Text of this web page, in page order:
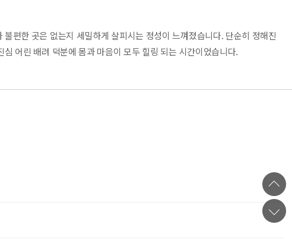
편한 곳은 없는지 세밀하게 살피시는 정성이 느껴졌습니다. 단순히 정해진
어린 배려 덕분에 몸과 마음이 모두 힐링 되는 시간이었습니다.